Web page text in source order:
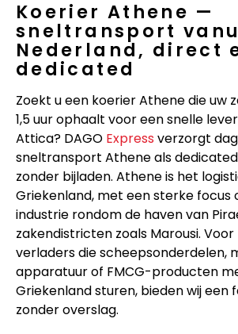
Koerier Athene —
sneltransport
Nederland, direct
dedicated
Zoekt u een koerier Athene die uw
1,5 uur ophaalt voor een snelle
Attica? DAGO Express verzorgt
sneltransport Athene als dedicated
zonder bijladen. Athene is het
Griekenland, met een sterke focus
industrie rondom de haven van
zakendistricten zoals Marousi.
verladers die scheepsonderdelen,
apparatuur of FMCG-producten
Griekenland sturen, bieden wij een
zonder overslag.